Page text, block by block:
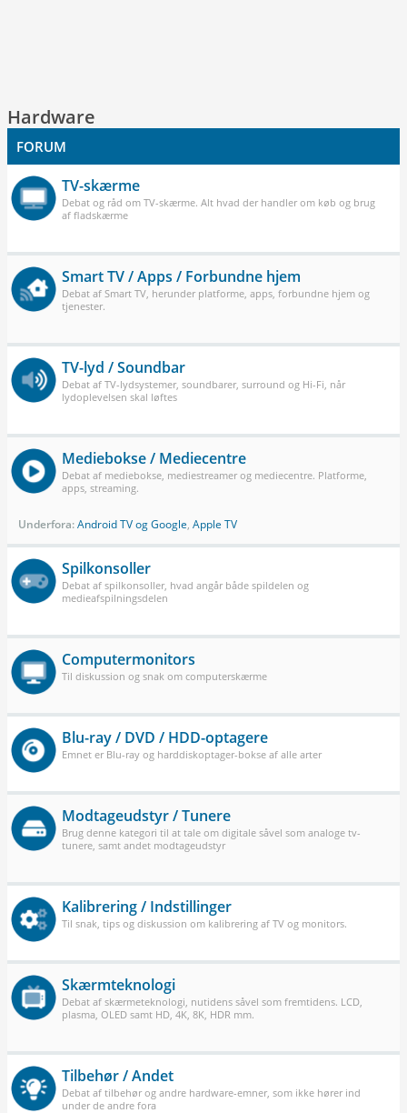
Hardware
FORUM
TV-skærme
Debat og råd om TV-skærme. Alt hvad der handler om køb og brug
af fladskærme
Smart TV / Apps / Forbundne hjem
Debat af Smart TV, herunder platforme, apps, forbundne hjem og
tjenester.
TV-lyd / Soundbar
Debat af TV-lydsystemer, soundbarer, surround og Hi-Fi, når
lydoplevelsen skal løftes
Mediebokse / Mediecentre
Debat af mediebokse, mediestreamer og mediecentre. Platforme,
apps, streaming.
Underfora:Android TV og Google, Apple TV
Spilkonsoller
Debat af spilkonsoller, hvad angår både spildelen og
medieafspilningsdelen
Computermonitors
Til diskussion og snak om computerskærme
Blu-ray / DVD / HDD-optagere
Emnet er Blu-ray og harddiskoptager-bokse af alle arter
Modtageudstyr / Tunere
Brug denne kategori til at tale om digitale såvel som analoge tv-
tunere, samt andet modtageudstyr
Kalibrering / Indstillinger
Til snak, tips og diskussion om kalibrering af TV og monitors.
Skærmteknologi
Debat af skærmeteknologi, nutidens såvel som fremtidens. LCD,
plasma, OLED samt HD, 4K, 8K, HDR mm.
Tilbehør / Andet
Debat af tilbehør og andre hardware-emner, som ikke hører ind
under de andre fora